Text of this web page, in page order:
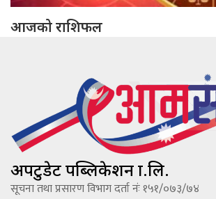
आजको राशिफल
अपटुडेट पब्लिकेशन प्रा.लि.
सूचना तथा प्रसारण विभाग दर्ता नंः १५१/०७३/७४